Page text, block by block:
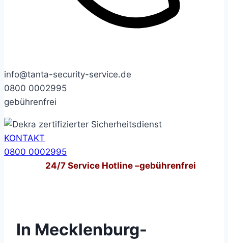
info@tanta-security-service.de
0800 0002995
gebührenfrei
KONTAKT
0800 0002995
24/7Service Hotline –gebührenfrei
In Mecklenburg-